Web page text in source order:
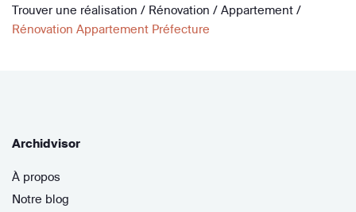
Trouver une réalisation / Rénovation / Appartement /
Rénovation Appartement Préfecture
Archidvisor
À propos
Notre blog